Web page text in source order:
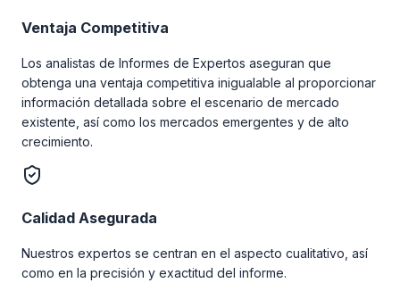
Ventaja Competitiva
Los analistas de Informes de Expertos aseguran que
obtenga una ventaja competitiva inigualable al proporcionar
información detallada sobre el escenario de mercado
existente, así como los mercados emergentes y de alto
crecimiento.
Calidad Asegurada
Nuestros expertos se centran en el aspecto cualitativo, así
como en la precisión y exactitud del informe.